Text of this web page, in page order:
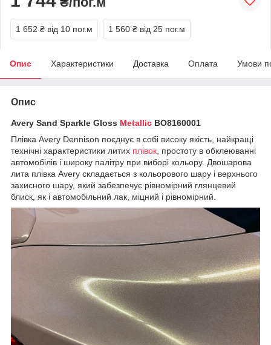
1 652 ₴ від 10 пог.м 1 560 ₴ від 25 пог.м
Опис Характеристики Доставка Оплата Умови
Опис
Avery Sand Sparkle Gloss Metallic BO8160001
Плівка Avery Dennison поєднує в собі високу якість, найкращі
технічні характеристики литих плівок , простоту в обклеюванні
автомобілів і широку палітру при виборі кольору. Двошарова
лита плівка Avery складається з кольорового шару і верхнього
захисного шару, який забезпечує рівномірний глянцевий
блиск, як і автомобільний лак, міцний і рівномірний.